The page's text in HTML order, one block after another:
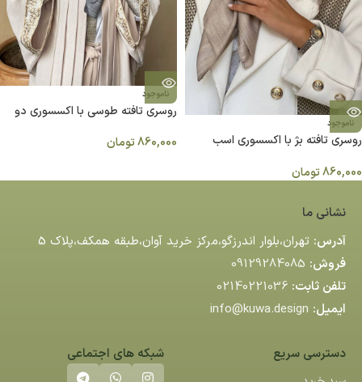
ناموجود
روسری تافته بژ با اکسسوری اسب
860,000تومان
ناموجود
روسری تافته طوسی با اکسسوری دو
860,000تومان
نشانی ما
آدرس: تهران،بلوار اندرزگو،مركز خريد آوان،طبقه همكف،پلاك 5
فروش: 09129284085
تلفن ثابت: 02140221036
ایمیل: info@kuwa.design
دسترسی سریع شبکه های اجتماعی